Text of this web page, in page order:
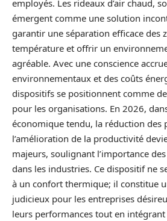
employés. Les rideaux d’air chaud,
émergent comme une solution
garantir une séparation efficace des
température et offrir un
agréable. Avec une conscience
environnementaux et des coûts
dispositifs se positionnent comme
pour les organisations. En 2026,
économique tendu, la réduction des
l’amélioration de la productivité
majeurs, soulignant l’importance
dans les industries. Ce dispositif ne
à un confort thermique; il constitue
judicieux pour les entreprises
leurs performances tout en